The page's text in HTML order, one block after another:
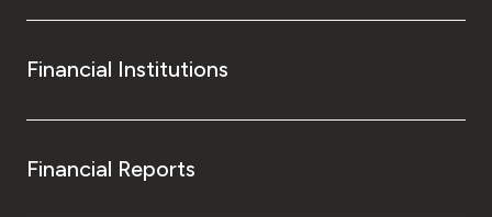
Financial Institutions
Financial Reports